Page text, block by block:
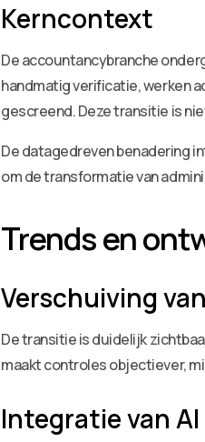
Kerncontext
De accountancybranche
handmatig verificatie, werken
gescreend. Deze transitie is
De datagedreven benadering
om de transformatie van
Trends en
Verschuiving
De transitie is duidelijk
maakt controles objectiever,
Integratie van